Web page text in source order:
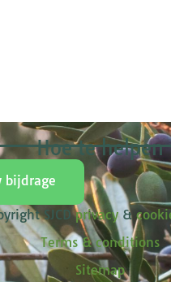
Hoe te helpen
bijdrage
SJCDprivacy&
Terms & conditions
Sitemap